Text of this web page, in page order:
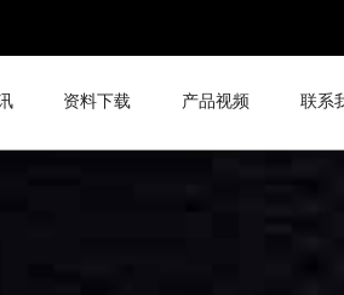
资料下载 产品视频 联系